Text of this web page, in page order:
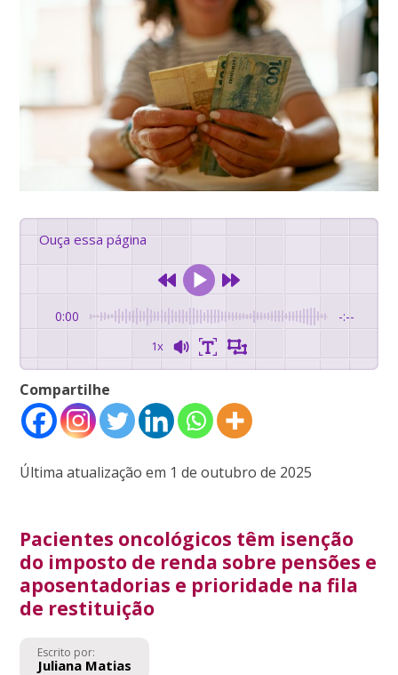
Ouça essa página
0:00 -:--
1x
Compartilhe
Última atualização em 1 de outubro de 2025
Pacientes oncológicos têm isenção
do imposto de renda sobre pensões e
aposentadorias e prioridade na fila
de restituição
Escrito por:
Juliana Matias